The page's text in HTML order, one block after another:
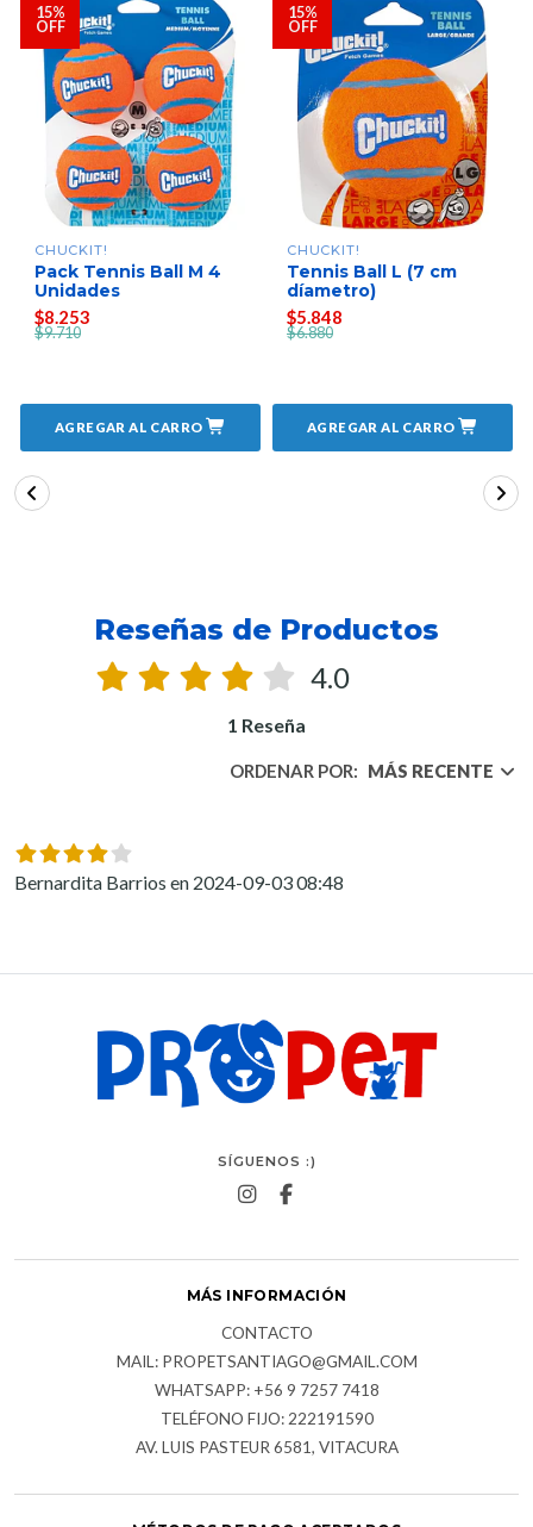
15%
OFF
CHUCKIT!
Pack Tennis Ball M 4
Unidades
$8.253
$9.710
AGREGAR AL CARRO
15%
OFF
CHUCKIT!
Tennis Ball L (7 cm
díametro)
$5.848
$6.880
AGREGAR AL CARRO
Reseñas de Productos
4.0
1 Reseña
ORDENAR POR: MÁS RECENTE
Bernardita Barrios en 2024-09-03 08:48
SÍGUENOS :)
MÁS INFORMACIÓN
CONTACTO
MAIL: PROPETSANTIAGO@GMAIL.COM
WHATSAPP: +56 9 7257 7418
TELÉFONO FIJO: 222191590
AV. LUIS PASTEUR 6581, VITACURA